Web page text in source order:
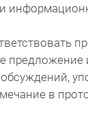
предложение
в